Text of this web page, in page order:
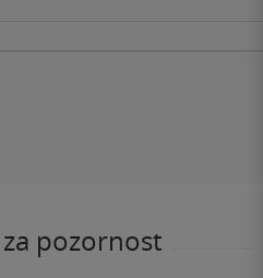
pozornost